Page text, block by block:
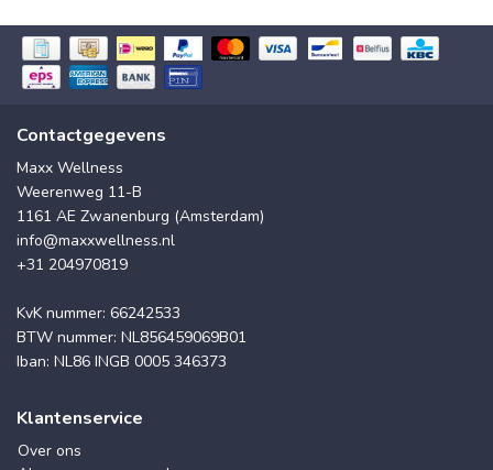
Contactgegevens
Maxx Wellness
Weerenweg 11-B
1161 AE Zwanenburg (Amsterdam)
info@maxxwellness.nl
+31 204970819
KvK nummer: 66242533
BTW nummer: NL856459069B01
Iban: NL86 INGB 0005 346373
Klantenservice
Over ons